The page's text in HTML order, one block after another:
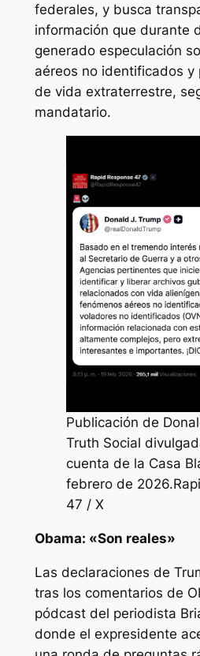
federales, y busca
información que durante
generado especulación
aéreos no identificados y
de vida extraterrestre,
mandatario.
Publicación de
Truth Social
cuenta de la Casa
febrero de
47 / X
Obama: «Son reales»
Las declaraciones de
tras los comentarios de
pódcast del periodista
donde el expresidente